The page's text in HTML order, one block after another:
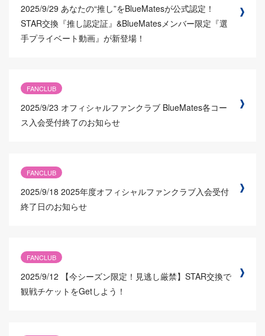
2025/9/29 あなたの“推し”をBlueMatesが公式認定！
STAR交換『推し認定証』&BlueMatesメンバー限定『選
手プライベート動画』が新登場！
FANCLUB
2025/9/23 オフィシャルファンクラブ BlueMates各コー
ス入会受付終了のお知らせ
FANCLUB
2025/9/18 2025年度オフィシャルファンクラブ入会受付
終了日のお知らせ
FANCLUB
2025/9/12
【今シーズン限定！見逃し厳禁】STAR交換で
観戦チケットをGetしよう！